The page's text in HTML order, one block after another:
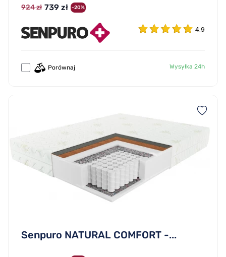
924 zł 739 zł -20%
4.9
Porównaj Wysyłka 24h
Senpuro NATURAL COMFORT -...